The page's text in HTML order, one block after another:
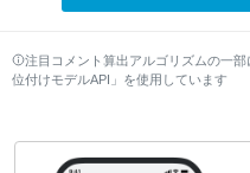
注目コメント算出アルゴリズムの一
位付けモデルAPI」を使用しています